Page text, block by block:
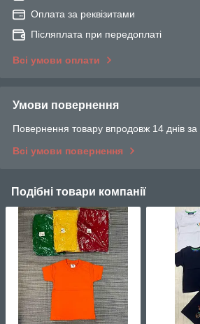
Оплата за реквізитами
Післяплата при передоплаті
Всі умови оплати
Умови повернення
Повернення товару впродовж 14 днів за
Всі умови повернення
Подібні товари компанії